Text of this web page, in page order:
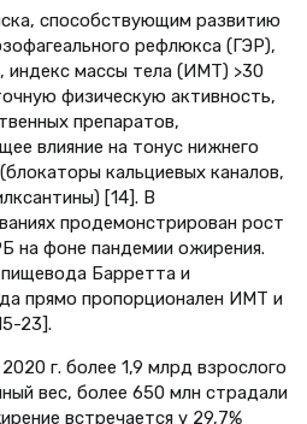
способствующим развитию
рефлюкса (ГЭР),
индекс массы тела (ИМТ) >30
физическую активность,
препаратов,
влияние на тонус нижнего
кальциевых каналов,
[14]. В
продемонстрирован рост
на фоне пандемии ожирения.
Барретта и
прямо пропорционален ИМТ и
23].
г. более 1,9 млрд взрослого
вес, более 650 млн страдали
встречается у 29,7%